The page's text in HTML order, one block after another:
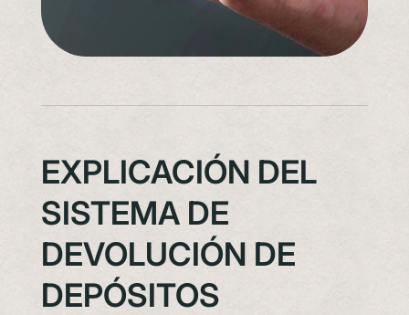
EXPLICACIÓN DEL
SISTEMA DE
DEVOLUCIÓN DE
DEPÓSITOS